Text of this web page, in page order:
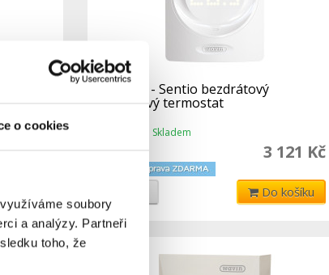
o cookies
soubory
a analýzy. Partneři
toho, že
Kč
RT-250 - Sentio bezdrátový
pokojový termostat
Skladem
3 121 Kč
Do košíku